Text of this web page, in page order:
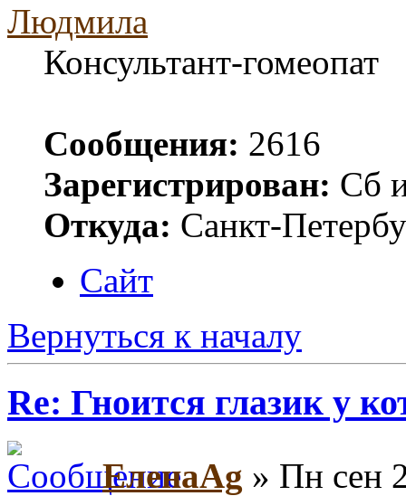
Людмила
Консультант-гомеопат
Сообщения: 2616
Зарегистрирован: Сб
Откуда: Санкт-
Сайт
Вернуться к началу
Re: Гноится глазик у
ЕленаAg » Пн сен